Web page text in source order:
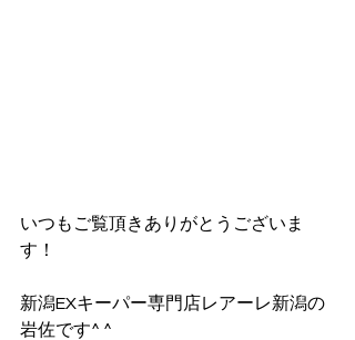
いつもご覧頂きありがとうございま
す！
新潟EXキーパー専門店レアーレ新潟の
岩佐です^ ^